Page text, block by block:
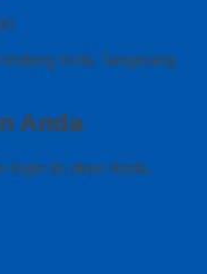
Kota Tangerang
Anda
login ke akun Anda.